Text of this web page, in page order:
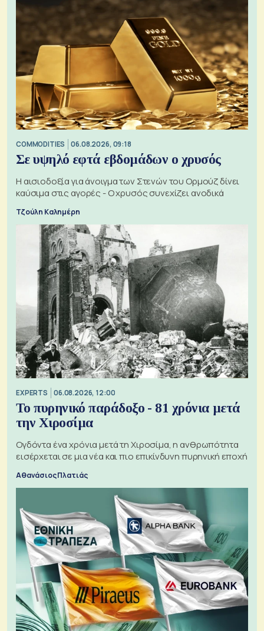
COMMODITIES 06.08.2026, 09:18
Σε υψηλό εφτά εβδομάδων ο χρυσός
Η αισιοδοξία για άνοιγμα των Στενών του Ορμούζ δίνει
καύσιμα στις αγορές - Ο χρυσός συνεχίζει ανοδικά
Τζούλη Καλημέρη
EXPERTS 06.08.2026, 12:00
Το πυρηνικό παράδοξο - 81 χρόνια μετά
την Χιροσίμα
Ογδόντα ένα χρόνια μετά τη Χιροσίμα, η ανθρωπότητα
εισέρχεται σε μια νέα και πιο επικίνδυνη πυρηνική εποχή
Αθανάσιος Πλατιάς